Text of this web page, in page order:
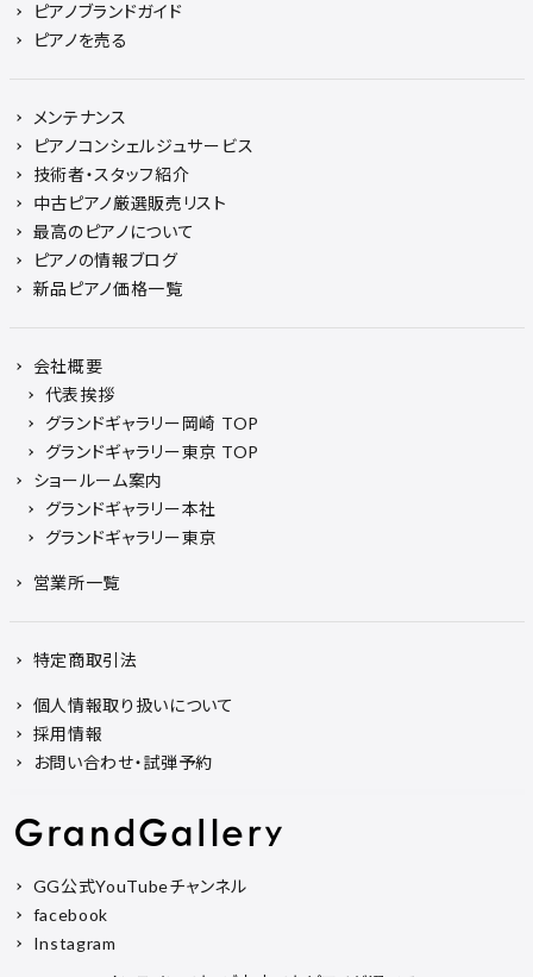
ピアノブランドガイド
ピアノを売る
メンテナンス
ピアノコンシェルジュサービス
技術者・スタッフ紹介
中古ピアノ厳選販売リスト
最高のピアノについて
ピアノの情報ブログ
新品ピアノ価格一覧
会社概要
代表挨拶
グランドギャラリー岡崎 TOP
グランドギャラリー東京 TOP
ショールーム案内
グランドギャラリー本社
グランドギャラリー東京
営業所一覧
特定商取引法
個人情報取り扱いについて
採用情報
お問い合わせ・試弾予約
GG公式YouTubeチャンネル
facebook
Instagram